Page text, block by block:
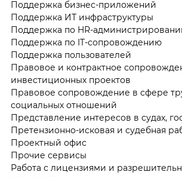
Поддержка бизнес-приложений
Поддержка ИТ инфраструктуры
Поддержка по HR-
Поддержка по IT-сопровождению
Поддержка пользователей
Правовое и контрактное
инвестиционных проектов
Правовое сопровождение в сфере
социальных отношений
Представление интересов в судах,
Претензионно-исковая и судебная
Проектный офис
Прочие сервисы
Работа с лицензиями и